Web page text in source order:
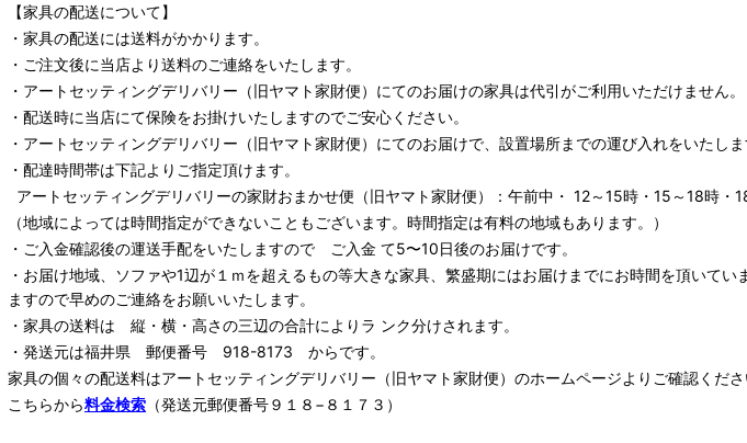
【家具の配送について】
・家具の配送には送料がかかります。
・ご注文後に当店より送料のご連絡をいたします。
・ アートセッティングデリバリー （旧ヤマト家財便） にてのお届けの家具は代引がご利用いただけません。
・配送時に当店にて保険をお掛けいたしますのでご安心ください。
・ アートセッティングデリバリー （旧ヤマト家財便） にてのお届けで、設置場所までの運び入れをいたしま
・配達時間帯は下記よりご指定頂けます。
アートセッティングデリバリーの家財おまかせ便 （旧ヤマト家財便）：午前中・ 12～15時・15～18時・
（地域によっては時間指定ができないこともございます。時間指定は有料の地域もあります。）
・ご入金確認後の運送手配をいたしますので ご入金 て5〜10日後のお届けです。
・お届け地域、ソファや1辺が１ｍを超えるもの等大きな家具、繁盛期にはお届けまでにお時間を頂いてい
ますので早めのご連絡をお願いいたします。
・家具の送料は 縦・横・高さの三辺の合計によりラ ンク分けされます。
・発送元は福井県 郵便番号 918-8173 からです。
家具の個々の配送料はアートセッティングデリバリー （旧ヤマト家財便） のホームページよりご確認くださ
こちらから料金検索 （発送元郵便番号９１８−８１７３）